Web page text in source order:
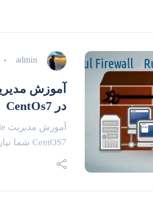
admin
در CentOs7
CentOS7 شما نیاز دارید…